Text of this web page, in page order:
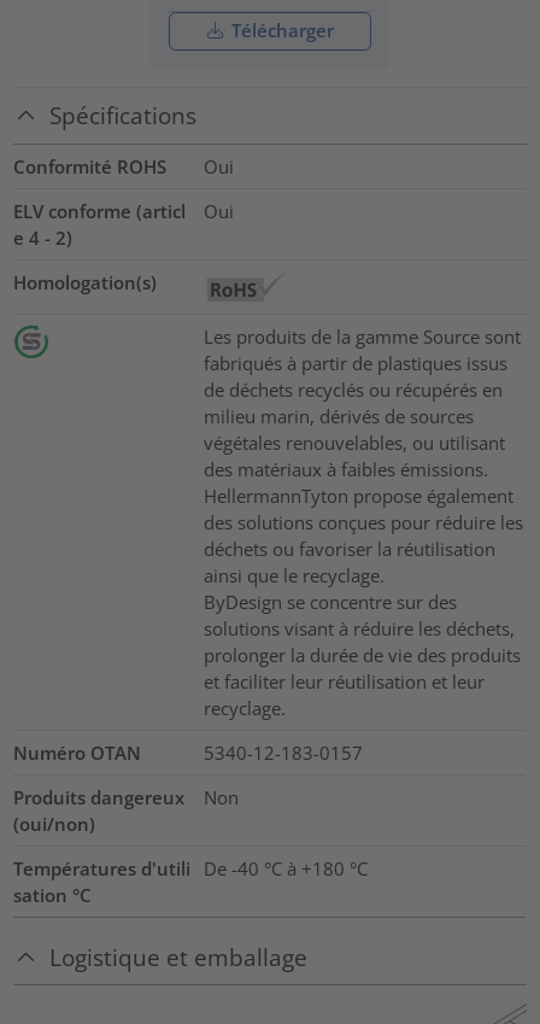
Télécharger
Spécifications
Conformité ROHS
Oui
ELV conforme (articl
e 4 - 2)
Oui
Homologation(s)
Les produits de la gamme Source sont
fabriqués à partir de plastiques issus
de déchets recyclés ou récupérés en
milieu marin, dérivés de sources
végétales renouvelables, ou utilisant
des matériaux à faibles émissions.
HellermannTyton propose également
des solutions conçues pour réduire les
déchets ou favoriser la réutilisation
ainsi que le recyclage.
ByDesign se concentre sur des
solutions visant à réduire les déchets,
prolonger la durée de vie des produits
et faciliter leur réutilisation et leur
recyclage.
Numéro OTAN
5340-12-183-0157
Produits dangereux
(oui/non)
Non
Températures d'utili
sation °C
De -40 °C à +180 °C
Logistique et emballage